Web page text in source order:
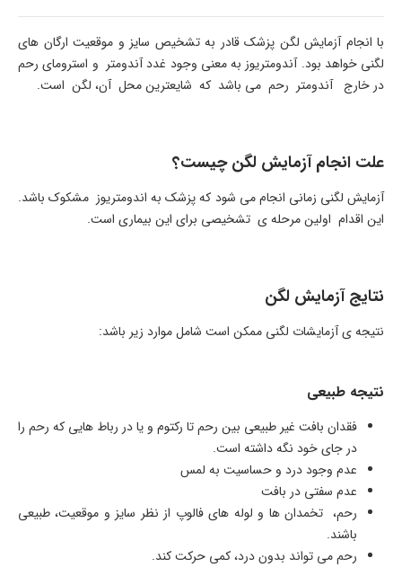
با انجام آزمایش لگن پزشک قادر به تشخیص سایز و موقعیت ارگان های
لگنی خواهد بود. آندومتریوز به معنی وجود غدد آندومتر و استرومای رحم
در خارج آندومتر رحم می باشد که شایعترین محل آن، لگن است.
علت انجام آزمایش لگن چیست؟
آزمایش لگنی زمانی انجام می شود که پزشک به اندومتریوز مشکوک باشد.
این اقدام اولین مرحله ی تشخیصی برای این بیماری است.
نتایج آزمایش لگن
نتیجه ی آزمایشات لگنی ممکن است شامل موارد زیر باشد:
نتیجه طبیعی
فقدان بافت غیر طبیعی بین رحم تا رکتوم و یا در رباط هایی که رحم را
در جای خود نگه داشته است.
عدم وجود درد و حساسیت به لمس
عدم سفتی در بافت
رحم، تخمدان ها و لوله های فالوپ از نظر سایز و موقعیت، طبیعی
باشند.
رحم می تواند بدون درد، کمی حرکت کند.